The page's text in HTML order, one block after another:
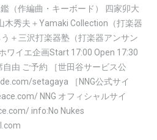
（作編曲・キーボード） 四家卯大
木秀夫＋Yamaki Collection（打楽器
＋三沢打楽器塾（打楽器アンサン
ワイエ企画Start 17:00 Open 17:30
由 ご予約 ［世田谷サービス公
setagaya ［NNG公式サイ
NNG オフィシャルサイ
info:No Nukes